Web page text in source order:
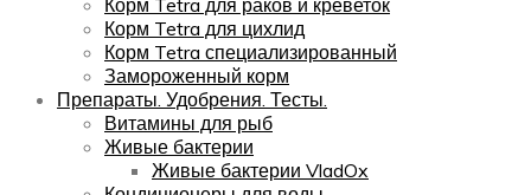
Корм Tetra для цихлид
Корм Tetra специализированный
Замороженный корм
Препараты. Удобрения. Тесты.
Витамины для рыб
Живые бактерии
Живые бактерии VladOx